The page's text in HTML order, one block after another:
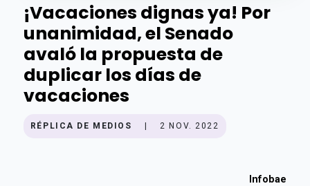
¡Vacaciones dignas ya! Por
unanimidad, el Senado
avaló la propuesta de
duplicar los días de
vacaciones
RÉPLICA DE MEDIOS 2 NOV. 2022
Infobae